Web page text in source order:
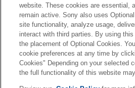
使用上のご注意
主な仕様
主な仕様
ガイドナンバー
website. These cookies are essential,
remain active. Sony also uses
site functionality, analyze usage,
interact with third parties. By using
the placement of Optional Cookies.
cookie preferences at any time by
Cookies" Depending on your selected
the full functionality of this website